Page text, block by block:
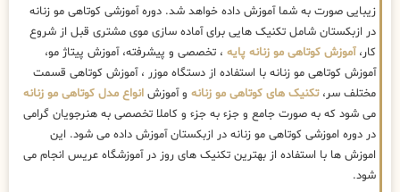
زیبایی صورت به شما آموزش داده خواهد شد. دوره آموزشی کوتاهی مو زنانه
در ازبکستان شامل تکنیک هایی برای آماده سازی موی مشتری قبل از شروع
کار،آموزش کوتاهی مو زنانه پایه ، تخصصی و پیشرفته، آموزش پیتاژ مو،
آموزش کوتاهی مو زنانه با استفاده از دستگاه موزر ، آموزش کوتاهی قسمت
مختلف سر،تکنیک های کوتاهی مو زنانه و آموزش انواع مدل کوتاهی مو زنانه
می شود که به صورت جامع و جزء به جزء و کاملا تخصصی به هنرجویان گرامی
در دوره اموزشی کوتاهی مو زنانه در ازبکستان آموزش داده می شود. این
اموزش ها با استفاده از بهترین تکنیک های روز در آموزشگاه عریس انجام می
شود.